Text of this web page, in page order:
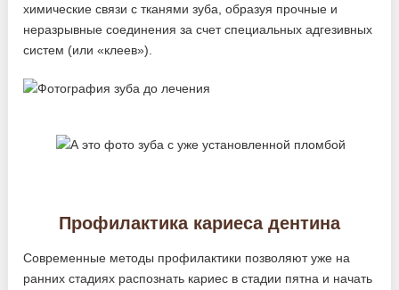
химические связи с тканями зуба, образуя прочные и
неразрывные соединения за счет специальных адгезивных
систем (или «клеев»).
Профилактика кариеса дентина
Современные методы профилактики позволяют уже на
ранних стадиях распознать кариес в стадии пятна и начать